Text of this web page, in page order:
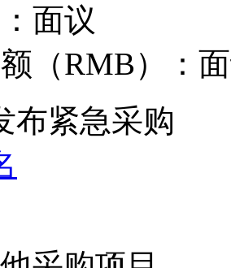
面议
（RMB）：
布紧急采购